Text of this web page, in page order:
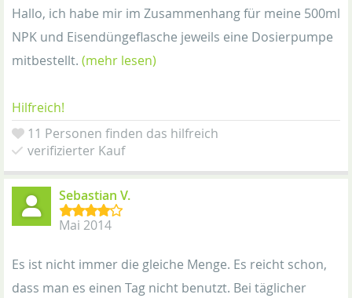
Hallo, ich habe mir im Zusammenhang für meine 500ml
NPK und Eisendüngeflasche jeweils eine Dosierpumpe
mitbestellt. (mehr lesen)
Hilfreich!
11 Personen finden das hilfreich
verifizierter Kauf
Sebastian V.
Mai 2014
Es ist nicht immer die gleiche Menge. Es reicht schon,
dass man es einen Tag nicht benutzt. Bei täglicher